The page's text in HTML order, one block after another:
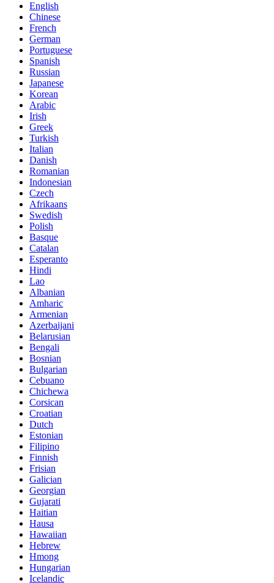
English
Chinese
French
German
Portuguese
Spanish
Russian
Japanese
Korean
Arabic
Irish
Greek
Turkish
Italian
Danish
Romanian
Indonesian
Czech
Afrikaans
Swedish
Polish
Basque
Catalan
Esperanto
Hindi
Lao
Albanian
Amharic
Armenian
Azerbaijani
Belarusian
Bengali
Bosnian
Bulgarian
Cebuano
Chichewa
Corsican
Croatian
Dutch
Estonian
Filipino
Finnish
Frisian
Galician
Georgian
Gujarati
Haitian
Hausa
Hawaiian
Hebrew
Hmong
Hungarian
Icelandic